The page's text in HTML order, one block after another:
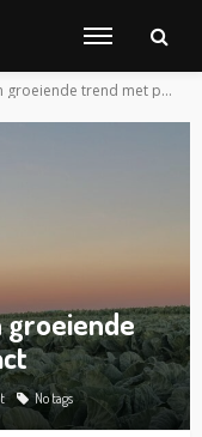
trend met positieve impact
groeiende
No tags